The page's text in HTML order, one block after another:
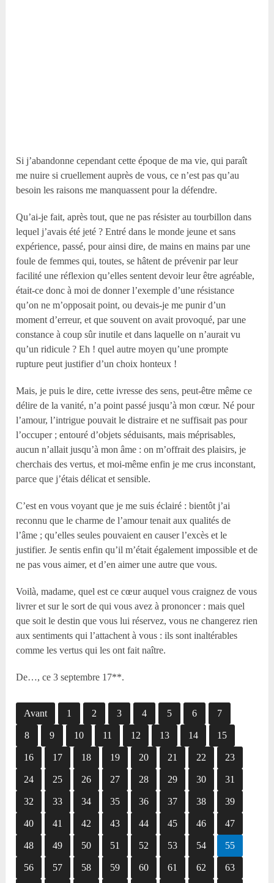
Si j’abandonne cependant cette époque de ma vie, qui paraît
me nuire si cruellement auprès de vous, ce n’est pas qu’au
besoin les raisons me manquassent pour la défendre.
Qu’ai-je fait, après tout, que ne pas résister au tourbillon dans
lequel j’avais été jeté ? Entré dans le monde jeune et sans
expérience, passé, pour ainsi dire, de mains en mains par une
foule de femmes qui, toutes, se hâtent de prévenir par leur
facilité une réflexion qu’elles sentent devoir leur être agréable,
était-ce donc à moi de donner l’exemple d’une résistance
qu’on ne m’opposait point, ou devais-je me punir d’un
moment d’erreur, et que souvent on avait provoqué, par une
constance à coup sûr inutile et dans laquelle on n’aurait vu
qu’un ridicule ? Eh ! quel autre moyen qu’une prompte
rupture peut justifier d’un choix honteux !
Mais, je puis le dire, cette ivresse des sens, peut-être même ce
délire de la vanité, n’a point passé jusqu’à mon cœur. Né pour
l’amour, l’intrigue pouvait le distraire et ne suffisait pas pour
l’occuper ; entouré d’objets séduisants, mais méprisables,
aucun n’allait jusqu’à mon âme : on m’offrait des plaisirs, je
cherchais des vertus, et moi-même enfin je me crus inconstant,
parce que j’étais délicat et sensible.
C’est en vous voyant que je me suis éclairé : bientôt j’ai
reconnu que le charme de l’amour tenait aux qualités de
l’âme ; qu’elles seules pouvaient en causer l’excès et le
justifier. Je sentis enfin qu’il m’était également impossible et de
ne pas vous aimer, et d’en aimer une autre que vous.
Voilà, madame, quel est ce cœur auquel vous craignez de vous
livrer et sur le sort de qui vous avez à prononcer : mais quel
que soit le destin que vous lui réservez, vous ne changerez rien
aux sentiments qui l’attachent à vous : ils sont inaltérables
comme les vertus qui les ont fait naître.
De…, ce 3 septembre 17**.
Avant 1 2 3 4 5 6 7
8 9 10 11 12 13 14 15
16 17 18 19 20 21 22 23
24 25 26 27 28 29 30 31
32 33 34 35 36 37 38 39
40 41 42 43 44 45 46 47
48 49 50 51 52 53 54 55
56 57 58 59 60 61 62 63